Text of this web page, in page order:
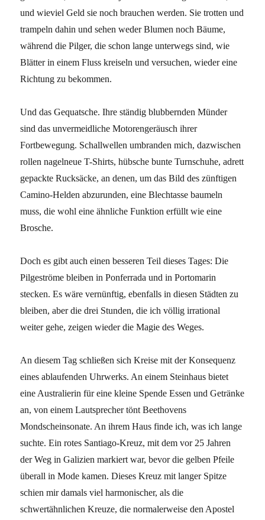
und wieviel Geld sie noch brauchen werden. Sie trotten und
trampeln dahin und sehen weder Blumen noch Bäume,
während die Pilger, die schon lange unterwegs sind, wie
Blätter in einem Fluss kreiseln und versuchen, wieder eine
Richtung zu bekommen.
Und das Gequatsche. Ihre ständig blubbernden Münder
sind das unvermeidliche Motorengeräusch ihrer
Fortbewegung. Schallwellen umbranden mich, dazwischen
rollen nagelneue T-Shirts, hübsche bunte Turnschuhe, adrett
gepackte Rucksäcke, an denen, um das Bild des zünftigen
Camino-Helden abzurunden, eine Blechtasse baumeln
muss, die wohl eine ähnliche Funktion erfüllt wie eine
Brosche.
Doch es gibt auch einen besseren Teil dieses Tages: Die
Pilgeströme bleiben in Ponferrada und in Portomarin
stecken. Es wäre vernünftig, ebenfalls in diesen Städten zu
bleiben, aber die drei Stunden, die ich völlig irrational
weiter gehe, zeigen wieder die Magie des Weges.
An diesem Tag schließen sich Kreise mit der Konsequenz
eines ablaufenden Uhrwerks. An einem Steinhaus bietet
eine Australierin für eine kleine Spende Essen und Getränke
an, von einem Lautsprecher tönt Beethovens
Mondscheinsonate. An ihrem Haus finde ich, was ich lange
suchte. Ein rotes Santiago-Kreuz, mit dem vor 25 Jahren
der Weg in Galizien markiert war, bevor die gelben Pfeile
überall in Mode kamen. Dieses Kreuz mit langer Spitze
schien mir damals viel harmonischer, als die
schwertähnlichen Kreuze, die normalerweise den Apostel